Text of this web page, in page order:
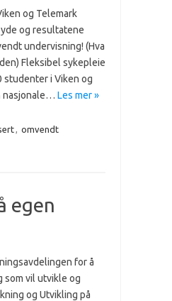
og Telemark
og resultatene
undervisning! (Hva
Fleksibel sykepleie
studenter i Viken og
nasjonale… Les mer »
, omvendt
egen
for å
som vil utvikle og
og Utvikling på